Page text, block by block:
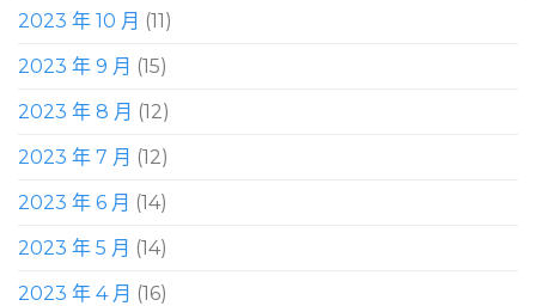
2023 年 10 月 (11)
2023 年 9 月 (15)
2023 年 8 月 (12)
2023 年 7 月 (12)
2023 年 6 月 (14)
2023 年 5 月 (14)
2023 年 4 月 (16)